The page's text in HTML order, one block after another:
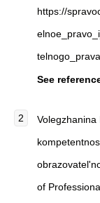
https://
See
of